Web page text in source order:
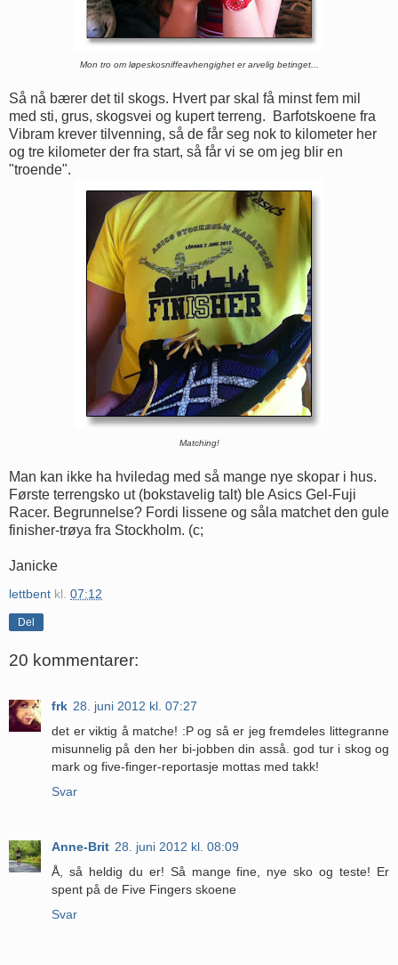
Mon tro om løpeskosniffeavhengighet er arvelig betinget...
Så nå bærer det til skogs. Hvert par skal få minst fem mil
med sti, grus, skogsvei og kupert terreng. Barfotskoene fra
Vibram krever tilvenning, så de får seg nok to kilometer her
og tre kilometer der fra start, så får vi se om jeg blir en
"troende".
Matching!
Man kan ikke ha hviledag med så mange nye skopar i hus.
Første terrengsko ut (bokstavelig talt) ble Asics Gel-Fuji
Racer. Begrunnelse? Fordi lissene og såla matchet den gule
finisher-trøya fra Stockholm. (c;
Janicke
lettbent kl. 07:12
Del
20 kommentarer:
frk 28. juni 2012 kl. 07:27
det er viktig å matche! :P og så er jeg fremdeles littegranne
misunnelig på den her bi-jobben din asså. god tur i skog og
mark og five-finger-reportasje mottas med takk!
Svar
Anne-Brit 28. juni 2012 kl. 08:09
Å, så heldig du er! Så mange fine, nye sko og teste! Er
spent på de Five Fingers skoene
Svar